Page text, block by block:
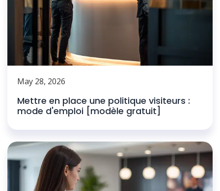
May 28, 2026
Mettre en place une politique visiteurs :
mode d'emploi [modèle gratuit]